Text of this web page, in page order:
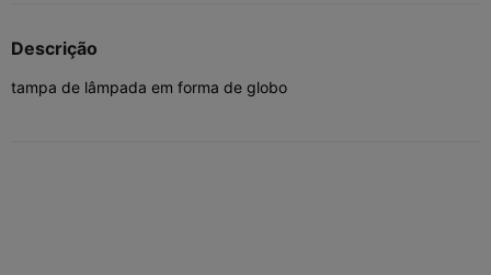
Descrição
tampa de lâmpada em forma de globo